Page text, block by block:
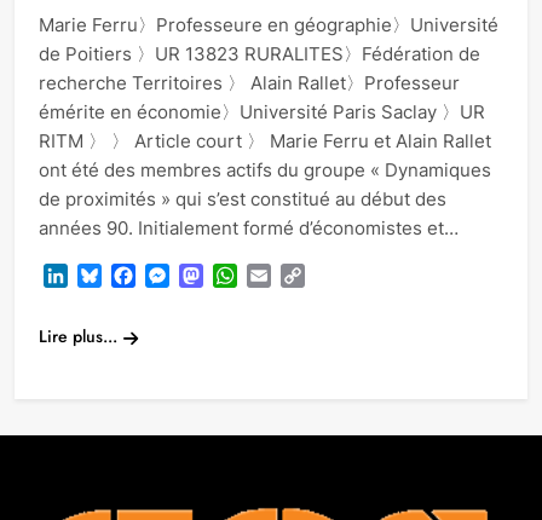
Marie Ferru〉Professeure en géographie〉Université
de Poitiers 〉UR 13823 RURALITES〉Fédération de
recherche Territoires 〉 Alain Rallet〉Professeur
émérite en économie〉Université Paris Saclay 〉UR
RITM 〉 〉 Article court 〉 Marie Ferru et Alain Rallet
ont été des membres actifs du groupe « Dynamiques
de proximités » qui s’est constitué au début des
années 90. Initialement formé d’économistes et…
LinkedInBlueskyFacebook
Messenger
Mastodon
WhatsApp
Email
Lire plus...